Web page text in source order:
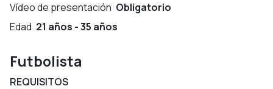
Vídeo de presentación Obligatorio
Edad 21 años - 35 años
Futbolista
REQUISITOS